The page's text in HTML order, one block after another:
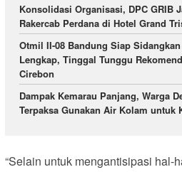
Konsolidasi Organisasi, DPC GRIB
Rakercab Perdana di Hotel Grand
Otmil II-08 Bandung Siap
Lengkap, Tinggal Tunggu
Cirebon
Dampak Kemarau Panjang, Warga
Terpaksa Gunakan Air Kolam untuk
“Selain untuk mengantisipasi hal-